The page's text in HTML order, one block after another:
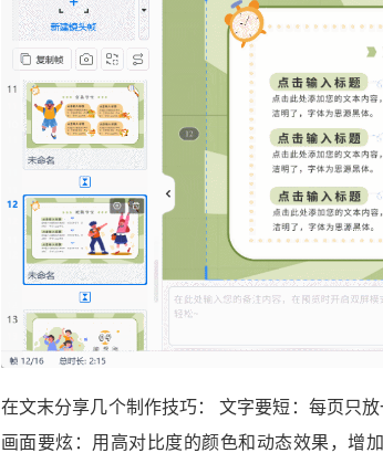
在文末分享几个制作技巧： 文字要短：每页只
画面要炫：用高对比度的颜色和动态效果，增